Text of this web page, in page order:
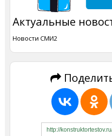
Актуальные
Новости СМИ2